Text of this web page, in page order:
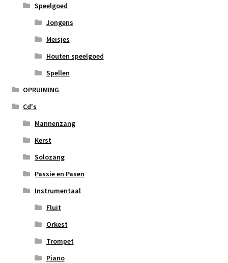
Speelgoed
Jongens
Meisjes
Houten speelgoed
Spellen
OPRUIMING
Cd's
Mannenzang
Kerst
Solozang
Passie en Pasen
Instrumentaal
Fluit
Orkest
Trompet
Piano